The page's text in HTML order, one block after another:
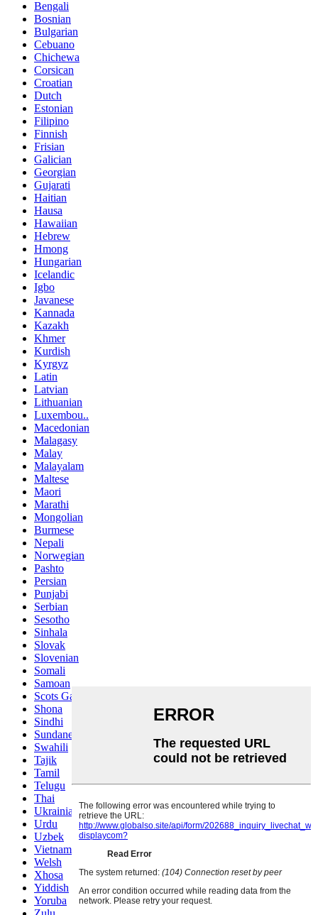
Bengali
Bosnian
Bulgarian
Cebuano
Chichewa
Corsican
Croatian
Dutch
Estonian
Filipino
Finnish
Frisian
Galician
Georgian
Gujarati
Haitian
Hausa
Hawaiian
Hebrew
Hmong
Hungarian
Icelandic
Igbo
Javanese
Kannada
Kazakh
Khmer
Kurdish
Kyrgyz
Latin
Latvian
Lithuanian
Luxembou..
Macedonian
Malagasy
Malay
Malayalam
Maltese
Maori
Marathi
Mongolian
Burmese
Nepali
Norwegian
Pashto
Persian
Punjabi
Serbian
Sesotho
Sinhala
Slovak
Slovenian
Somali
Samoan
Scots Gaelic
Shona
Sindhi
Sundanese
Swahili
Tajik
Tamil
Telugu
Thai
Ukrainian
Urdu
Uzbek
Vietnamese
Welsh
Xhosa
Yiddish
Yoruba